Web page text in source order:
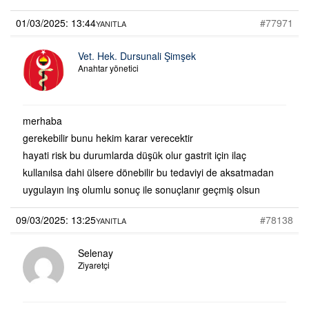
01/03/2025: 13:44 #77971
YANITLA
Vet. Hek. Dursunali Şimşek
Anahtar yönetici
merhaba
gerekebilir bunu hekim karar verecektir
hayati risk bu durumlarda düşük olur gastrit için ilaç
kullanılsa dahi ülsere dönebilir bu tedaviyi de aksatmadan
uygulayın inş olumlu sonuç ile sonuçlanır geçmiş olsun
09/03/2025: 13:25 #78138
YANITLA
Selenay
Ziyaretçi